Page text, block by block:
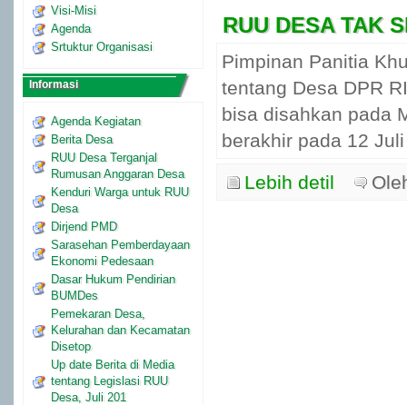
Visi-Misi
Agenda
Srtuktur Organisasi
Informasi
Agenda Kegiatan
Berita Desa
RUU Desa Terganjal
Rumusan Anggaran Desa
Kenduri Warga untuk RUU
Desa
Dirjend PMD
Sarasehan Pemberdayaan
Ekonomi Pedesaan
Dasar Hukum Pendirian
BUMDes
Pemekaran Desa,
Kelurahan dan Kecamatan
Disetop
Up date Berita di Media
tentang Legislasi RUU
Desa, Juli 201
RUU DESA TAK
Pimpinan Panitia
tentang Desa DPR
bisa disahkan pada
berakhir pada 12
Lebih detil